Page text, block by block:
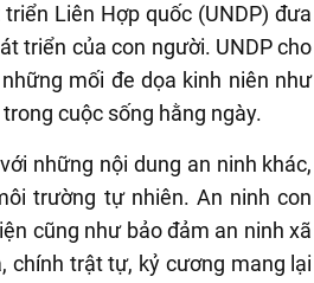
Liên Hợp quốc (UNDP) đưa
triển của con người. UNDP cho
mối đe dọa kinh niên như
cuộc sống hằng ngày.
những nội dung an ninh khác,
trường tự nhiên. An ninh con
cũng như bảo đảm an ninh xã
chính trật tự, kỷ cương mang lại